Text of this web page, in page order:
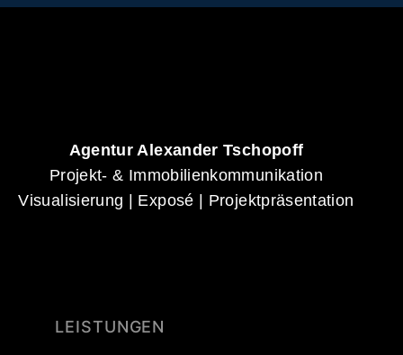
Agentur Alexander Tschopoff
Projekt- & Immobilienkommunikation
Visualisierung | Exposé | Projektpräsentation
LEISTUNGEN